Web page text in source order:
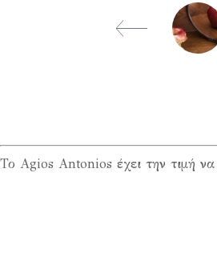
Το Agios Antonios έχει την τιμή να